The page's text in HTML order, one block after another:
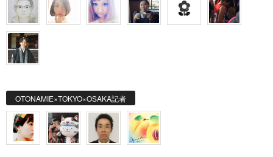
OTONAMIE×TOKYO×OSAKA記者